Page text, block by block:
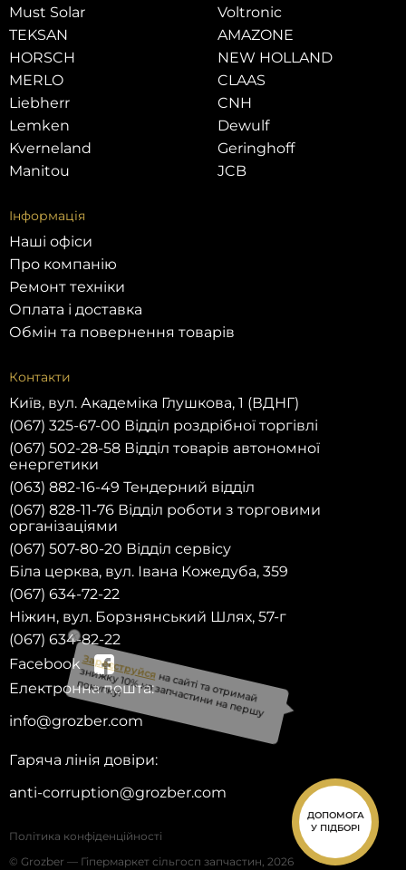
ДОПОМОГА
У ПІДБОРІ
Must Solar
TEKSAN
HORSCH
MERLO
Liebherr
Lemken
Kverneland
Manitou
Voltronic
AMAZONE
NEW HOLLAND
CLAAS
CNH
Dewulf
Geringhoff
JCB
Інформація
Наші офіси
Про компанію
Ремонт техніки
Оплата і доставка
Обмін та повернення товарів
Контакти
Київ, вул. Академіка Глушкова, 1 (ВДНГ)
(067) 325-67-00 Відділ роздрібної торгівлі
(067) 502-28-58 Відділ товарів автономної
енергетики
(063) 882-16-49 Тендерний відділ
(067) 828-11-76 Відділ роботи з торговими
організаціями
(067) 507-80-20 Відділ сервісу
Біла церква, вул. Івана Кожедуба, 359
(067) 634-72-22
Ніжин, вул. Борзнянський Шлях, 57-г
(067) 634-82-22
Facebook
Електронна пошта:
info@grozber.com
Гаряча лінія довіри:
anti-corruption@grozber.com
© Grozber — Гіпермаркет сільгосп запчастин, 2026
Політика конфіденційності
Зареєструйся на сайті та отримай
знижку 10% на запчастини на першу
покупку!